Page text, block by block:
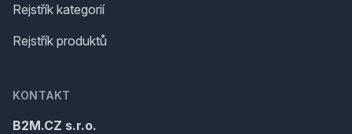
Rejstřík kategorií
Rejstřík produktů
KONTAKT
B2M.CZ s.r.o.